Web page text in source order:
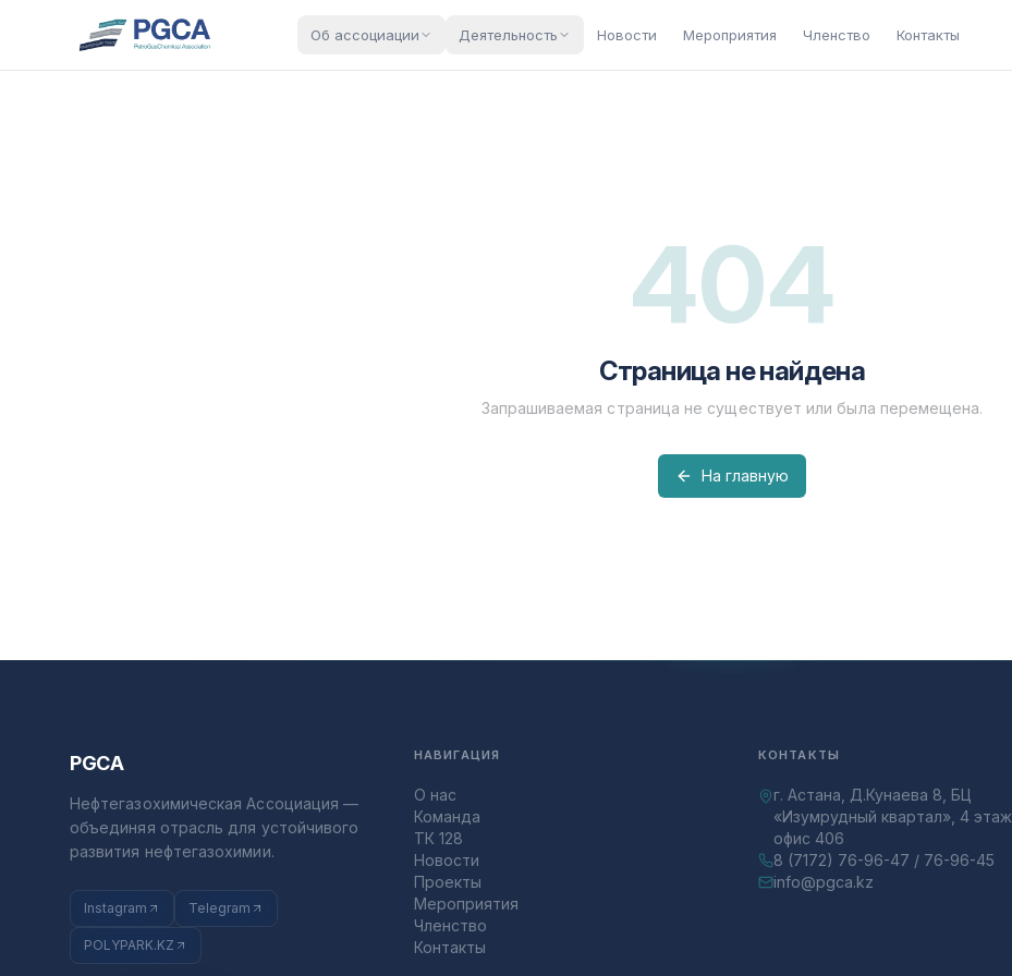
Об ассоциации Деятельность Новости Мероприятия Членство Контакты
404
Страница не найдена
Запрашиваемая страница не существует или была перемещена.
На главную
PGCA
Нефтегазохимическая Ассоциация —
объединяя отрасль для устойчивого
развития нефтегазохимии.
Instagram Telegram
POLYPARK.KZ
НАВИГАЦИЯ
О нас
Команда
ТК 128
Новости
Проекты
Мероприятия
Членство
Контакты
КОНТАКТЫ
г. Астана, Д.Кунаева 8, БЦ
«Изумрудный квартал», 4 этаж,
офис 406
8 (7172) 76-96-47 / 76-96-45
info@pgca.kz